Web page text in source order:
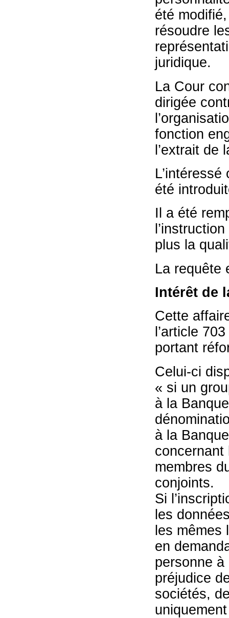
été modifié,
résoudre
juridique.
La Cour
dirigée
fonction
l’extrait de
été
Il a été
plus la
La requête
Intérêt de
Cette
l’article
portant
Celui-ci
« si un
à la
à la
concernant
membres
conjoints.
Si
les
les
en
personne à
préjudice
sociétés,